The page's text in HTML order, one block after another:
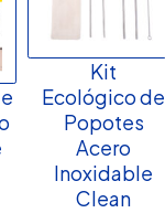
Kit
Ecológico de
Popotes
Acero
Inoxidable
Clean